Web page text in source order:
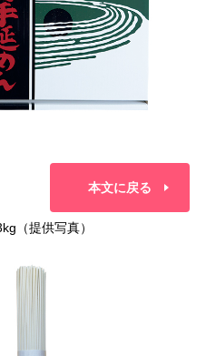
本文に戻る
（提供写真）